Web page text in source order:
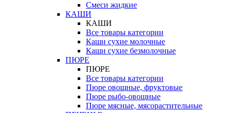
Смеси жидкие
КАШИ
КАШИ
Все товары категории
Каши сухие молочные
Каши сухие безмолочные
ПЮРЕ
ПЮРЕ
Все товары категории
Пюре овощные, фруктовые
Пюре рыбо-овощные
Пюре мясные, мясорастительные